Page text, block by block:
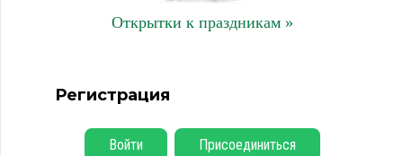
Открытки к праздникам »
Регистрация
Войти Присоединиться